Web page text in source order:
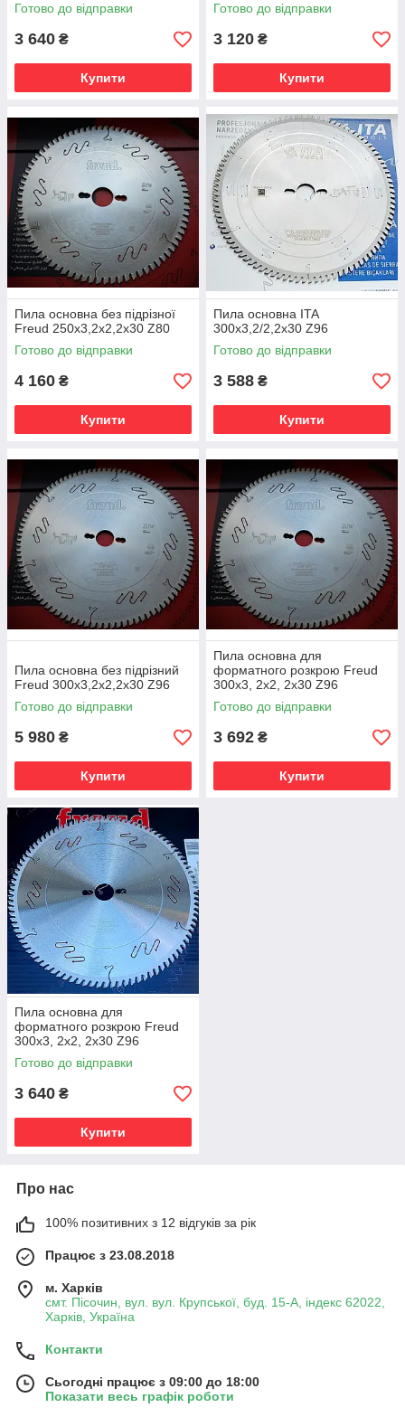
Готово до відправки
3 640 ₴
Купити
Готово до відправки
3 120 ₴
Купити
Пила основна без підрізної
Freud 250х3,2х2,2х30 Z80
Готово до відправки
4 160 ₴
Купити
Пила основна ITA
300х3,2/2,2х30 Z96
Готово до відправки
3 588 ₴
Купити
Пила основна без підрізний
Freud 300х3,2х2,2х30 Z96
Готово до відправки
5 980 ₴
Купити
Пила основна для
форматного розкрою Freud
300х3, 2х2, 2х30 Z96
Готово до відправки
3 692 ₴
Купити
Пила основна для
форматного розкрою Freud
300х3, 2х2, 2х30 Z96
Готово до відправки
3 640 ₴
Купити
Про нас
100% позитивних з 12 відгуків за рік
Працює з 23.08.2018
м. Харків
смт. Пісочин, вул. вул. Крупської, буд. 15-А, індекс 62022,
Харків, Україна
Контакти
Сьогодні працює з 09:00 до 18:00
Показати весь графік роботи